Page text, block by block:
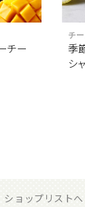
チー
チ
季
シ
ショップリストへ